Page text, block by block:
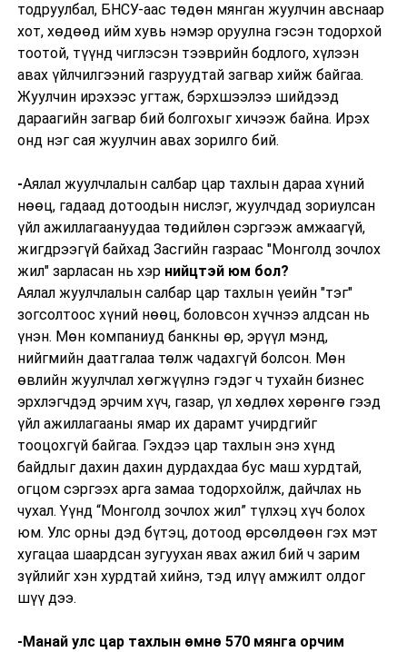
тодруулбал, БНСУ-аас төдөн мянган жуулчин авснаар
хот, хөдөөд ийм хувь нэмэр оруулна гэсэн тодорхой
тоотой, түүнд чиглэсэн тээврийн бодлого, хүлээн
авах үйлчилгээний газруудтай загвар хийж байгаа.
Жуулчин ирэхээс угтаж, бэрхшээлээ шийдээд
дараагийн загвар бий болгохыг хичээж байна. Ирэх
онд нэг сая жуулчин авах зорилго бий.
-Аялал жуулчлалын салбар цар тахлын дараа хүний
нөөц, гадаад дотоодын нислэг, жуулчдад зориулсан
үйл ажиллагаануудаа төдийлөн сэргээж амжаагүй,
жигдрээгүй байхад Засгийн газраас "Монголд зочлох
жил" зарласан нь хэр нийцтэй юм бол?
Аялал жуулчлалын салбар цар тахлын үеийн "тэг"
зогсолтоос хүний нөөц, боловсон хүчнээ алдсан нь
үнэн. Мөн компаниуд банкны өр, эрүүл мэнд,
нийгмийн даатгалаа төлж чадахгүй болсон. Мөн
өвлийн жуулчлал хөгжүүлнэ гэдэг ч тухайн бизнес
эрхлэгчдэд эрчим хүч, газар, үл хөдлөх хөрөнгө гээд
үйл ажиллагааны ямар их дарамт учирдгийг
тооцохгүй байгаа. Гэхдээ цар тахлын энэ хүнд
байдлыг дахин дахин дурдахдаа бус маш хурдтай,
огцом сэргээх арга замаа тодорхойлж, дайчлах нь
чухал. Үүнд “Монголд зочлох жил” түлхэц хүч болох
юм. Улс орны дэд бүтэц, дотоод өрсөлдөөн гэх мэт
хугацаа шаардсан зугуухан явах ажил бий ч зарим
зүйлийг хэн хурдтай хийнэ, тэд илүү амжилт олдог
шүү дээ.
-Манай улс цар тахлын өмнө 570 мянга орчим